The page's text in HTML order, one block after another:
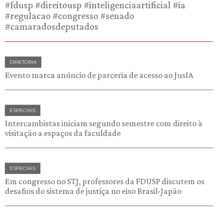
#fdusp #direitousp #inteligenciaartificial #ia
#regulacao #congresso #senado
#camaradosdeputados
DIRETORIA
Evento marca anúncio de parceria de acesso ao JusIA
ESPECIAIS
Intercambistas iniciam segundo semestre com direito à
visitação a espaços da faculdade
ESPECIAIS
Em congresso no STJ, professores da FDUSP discutem os
desafios do sistema de justiça no eixo Brasil-Japão